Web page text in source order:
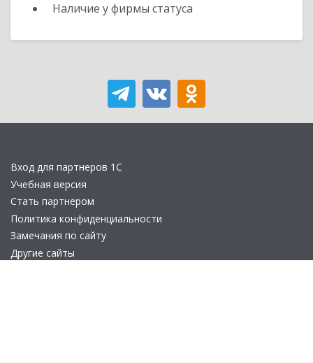
Наличие у фирмы статуса
Вход для партнеров 1С
Учебная версия
Стать партнером
Политика конфиденциальности
Замечания по сайту
Другие сайты